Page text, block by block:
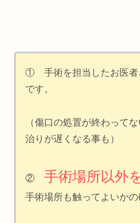
① 手術を担当したお医者
です。
（傷口の処置が終わって
治りが遅くなる事も）
② 手術場所以外
手術場所も触ってよいか